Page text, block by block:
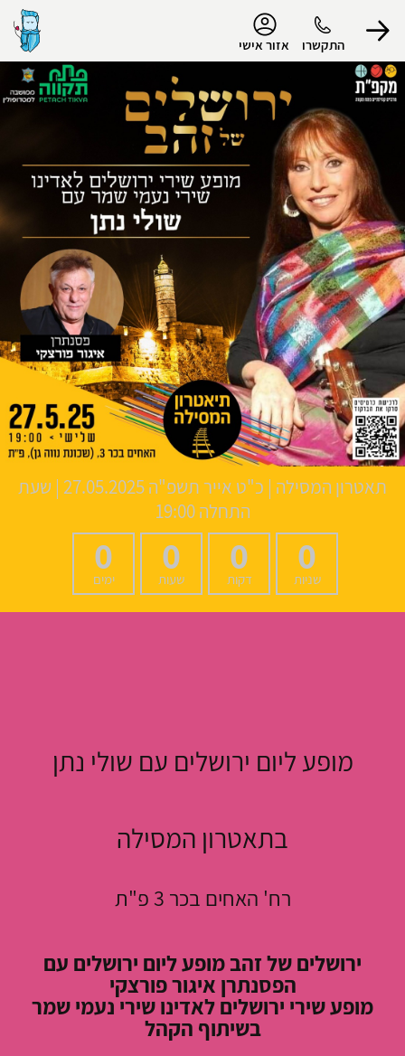
התקשרו אזור אישי
הפרופיל שלי
התנתק
תאטרון המסילה | כ"ט אייר תשפ"ה
27.05.2025 | שעת
התחלה 19:00
0
שניות
0
דקות
0
שעות
0
ימים
מופע ליום ירושלים עם שולי נתן
בתאטרון המסילה
רח' האחים בכר 3 פ"ת
ירושלים של זהב מופע ליום ירושלים עם
הפסנתרן איגור פורצקי
מופע שירי ירושלים לאדינו שירי נעמי שמר
בשיתוף הקהל